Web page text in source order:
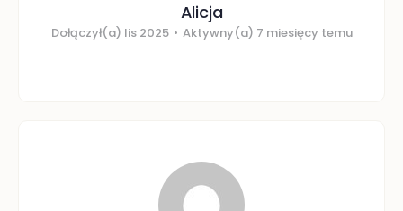
Alicja
Dołączył(a) lis 2025 • Aktywny(a) 7 miesięcy temu